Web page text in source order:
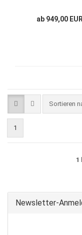
ab 949,00 EUR
Sortieren
Sortieren
1
1
Newsletter-